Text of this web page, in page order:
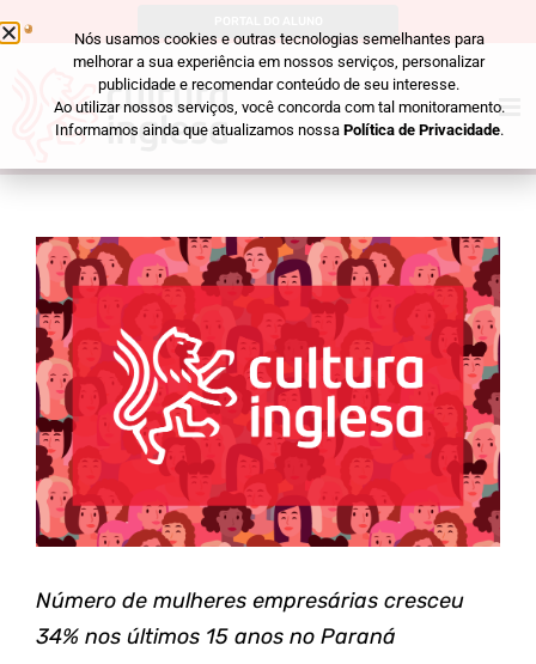
Número de mulheres empresárias cresceu
34% nos últimos 15 anos no Paraná
Nós usamos cookies e outras tecnologias semelhantes para
melhorar a sua experiência em nossos serviços, personalizar
publicidade e recomendar conteúdo de seu interesse.
Ao utilizar nossos serviços, você concorda com tal monitoramento.
Informamos ainda que atualizamos nossa Política de Privacidade.